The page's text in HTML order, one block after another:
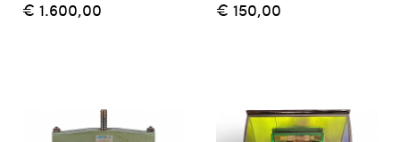
€ 1.600,00 € 150,00